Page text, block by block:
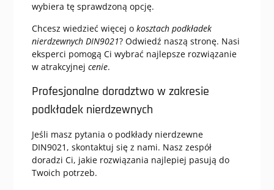
wybiera tę sprawdzoną opcję.
Chcesz wiedzieć więcej o kosztach podkładek
nierdzewnych DIN9021? Odwiedź naszą stronę. Nasi
eksperci pomogą Ci wybrać najlepsze rozwiązanie
w atrakcyjnej cenie.
Profesjonalne doradztwo w zakresie
podkładek nierdzewnych
Jeśli masz pytania o podkłady nierdzewne
DIN9021, skontaktuj się z nami. Nasz zespół
doradzi Ci, jakie rozwiązania najlepiej pasują do
Twoich potrzeb.